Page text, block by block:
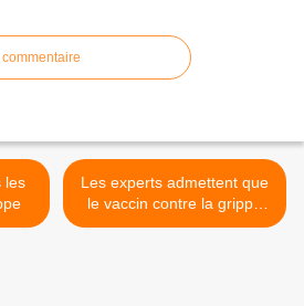
Les experts admettent que
le vaccin contre la grippe
porcine "peut causer" une